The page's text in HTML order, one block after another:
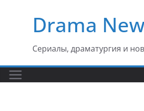
содержимомуDrama
Сериалы, драматургия и